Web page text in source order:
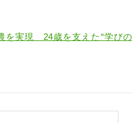
を実現 24歳を支えた“学びの